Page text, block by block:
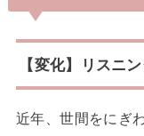
【変化】リスニ
近年、世間をにぎ